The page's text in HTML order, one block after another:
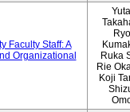
Faculty Staff: A
Organizational
Ruka
Rie
Koji